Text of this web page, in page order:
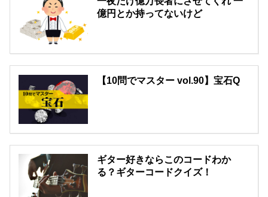
億円とか持ってないけど
【10問でマスター vol.90】宝石Q
ギター好きならこのコードわか
る？ギターコードクイズ！